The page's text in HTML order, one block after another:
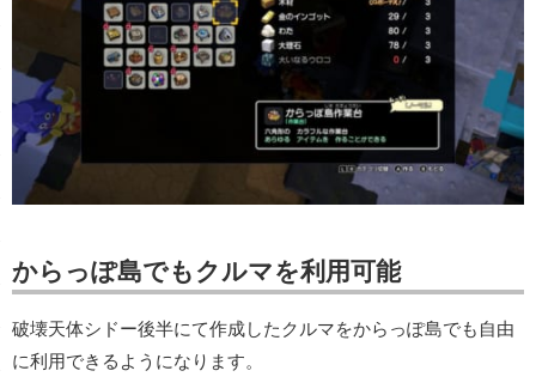
からっぽ島でもクルマを利用可能
破壊天体シドー後半にて作成したクルマをからっぽ島でも自由
に利用できるようになります。